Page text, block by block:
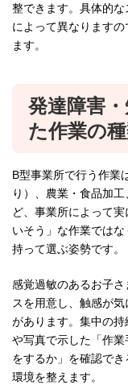
整できます。具体的
によって異なります
ます。
発達障害
た作業の
B型事業所で行う作業
り）、農業・食品加
ど、事業所によって
いそう」な作業では
持って選ぶ姿勢です。
感覚過敏のあるお子
スを用意し、触感が
があります。集中の
や写真で示した「作
をするか」を確認で
環境を整えます。